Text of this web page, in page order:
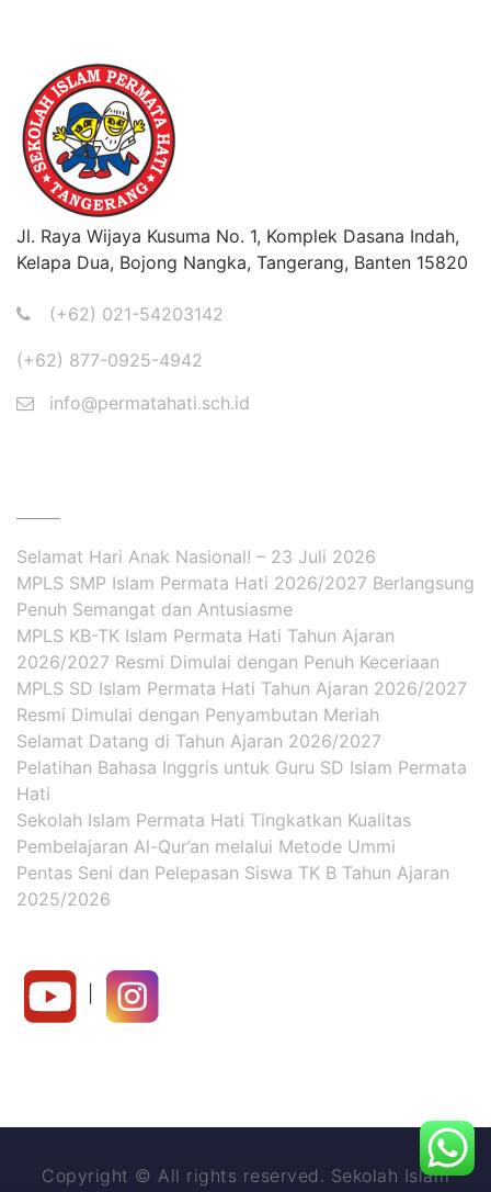
Jl. Raya Wijaya Kusuma No. 1, Komplek Dasana Indah,
Kelapa Dua, Bojong Nangka, Tangerang, Banten 15820
(+62) 021-54203142
(+62) 877-0925-4942
info@permatahati.sch.id
Selamat Hari Anak Nasional! – 23 Juli 2026
MPLS SMP Islam Permata Hati 2026/2027 Berlangsung
Penuh Semangat dan Antusiasme
MPLS KB-TK Islam Permata Hati Tahun Ajaran
2026/2027 Resmi Dimulai dengan Penuh Keceriaan
MPLS SD Islam Permata Hati Tahun Ajaran 2026/2027
Resmi Dimulai dengan Penyambutan Meriah
Selamat Datang di Tahun Ajaran 2026/2027
Pelatihan Bahasa Inggris untuk Guru SD Islam Permata
Hati
Sekolah Islam Permata Hati Tingkatkan Kualitas
Pembelajaran Al-Qur’an melalui Metode Ummi
Pentas Seni dan Pelepasan Siswa TK B Tahun Ajaran
2025/2026
Copyright © All rights reserved. Sekolah Islam